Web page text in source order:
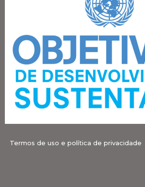
Termos de uso e política de privacidade